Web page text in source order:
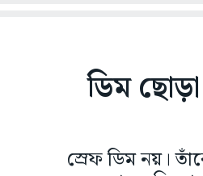
ডিম ছোড়া
স্রেফ ডিম নয়।